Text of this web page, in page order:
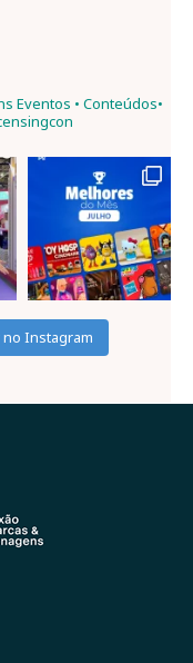
Eventos • Conteúdos•
Instagram